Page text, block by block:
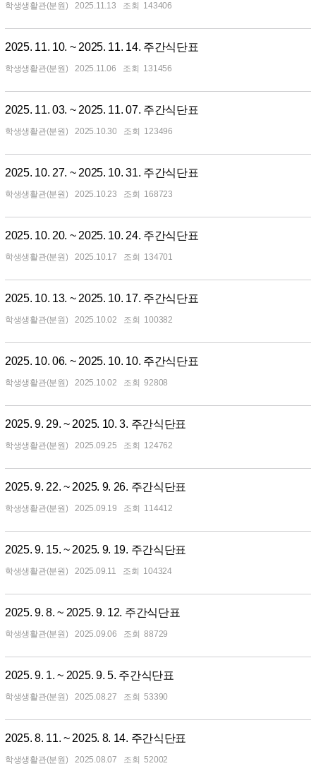
학생생활관(분원) 2025.11.13 143406
2025. 11. 10. ~ 2025. 11. 14. 주간식단표
학생생활관(분원) 2025.11.06 131456
2025. 11. 03. ~ 2025. 11. 07. 주간식단표
학생생활관(분원) 2025.10.30 123496
2025. 10. 27. ~ 2025. 10. 31. 주간식단표
학생생활관(분원) 2025.10.23 168723
2025. 10. 20. ~ 2025. 10. 24. 주간식단표
학생생활관(분원) 2025.10.17 134701
2025. 10. 13. ~ 2025. 10. 17. 주간식단표
학생생활관(분원) 2025.10.02 100382
2025. 10. 06. ~ 2025. 10. 10. 주간식단표
학생생활관(분원) 2025.10.02 92808
2025. 9. 29. ~ 2025. 10. 3. 주간식단표
학생생활관(분원) 2025.09.25 124762
2025. 9. 22. ~ 2025. 9. 26. 주간식단표
학생생활관(분원) 2025.09.19 114412
2025. 9. 15. ~ 2025. 9. 19. 주간식단표
학생생활관(분원) 2025.09.11 104324
2025. 9. 8. ~ 2025. 9. 12. 주간식단표
학생생활관(분원) 2025.09.06 88729
2025. 9. 1. ~ 2025. 9. 5. 주간식단표
학생생활관(분원) 2025.08.27 53390
2025. 8. 11. ~ 2025. 8. 14. 주간식단표
학생생활관(분원) 2025.08.07 52002